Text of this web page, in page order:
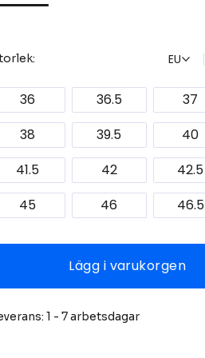
EU
36 36.5 37
38
39.5 40
41.5
42 42.5
45
46 46.5
Lägg i varukorgen
1 - 7 arbetsdagar